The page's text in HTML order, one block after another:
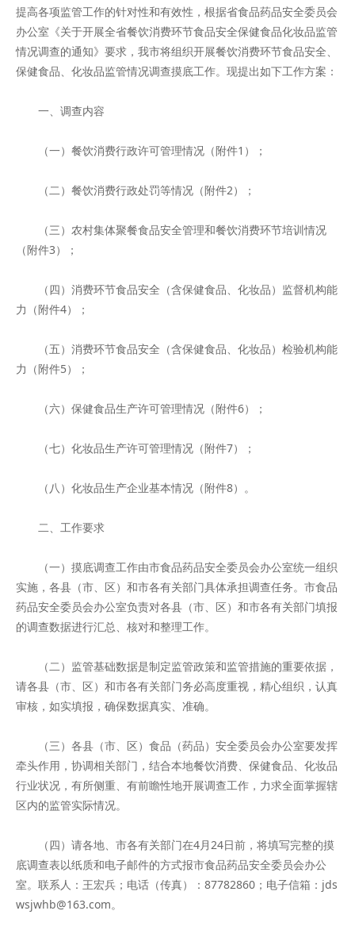
提高各项监管工作的针对性和有效性，根据省食品药品安全委员会
办公室《关于开展全省餐饮消费环节食品安全保健食品化妆品监管
情况调查的通知》要求，我市将组织开展餐饮消费环节食品安全、
保健食品、化妆品监管情况调查摸底工作。现提出如下工作方案：
一、调查内容
（一）餐饮消费行政许可管理情况（附件1）；
（二）餐饮消费行政处罚等情况（附件2）；
（三）农村集体聚餐食品安全管理和餐饮消费环节培训情况
（附件3）；
（四）消费环节食品安全（含保健食品、化妆品）监督机构能
力（附件4）；
（五）消费环节食品安全（含保健食品、化妆品）检验机构能
力（附件5）；
（六）保健食品生产许可管理情况（附件6）；
（七）化妆品生产许可管理情况（附件7）；
（八）化妆品生产企业基本情况（附件8）。
二、工作要求
（一）摸底调查工作由市食品药品安全委员会办公室统一组织
实施，各县（市、区）和市各有关部门具体承担调查任务。市食品
药品安全委员会办公室负责对各县（市、区）和市各有关部门填报
的调查数据进行汇总、核对和整理工作。
（二）监管基础数据是制定监管政策和监管措施的重要依据，
请各县（市、区）和市各有关部门务必高度重视，精心组织，认真
审核，如实填报，确保数据真实、准确。
（三）各县（市、区）食品（药品）安全委员会办公室要发挥
牵头作用，协调相关部门，结合本地餐饮消费、保健食品、化妆品
行业状况，有所侧重、有前瞻性地开展调查工作，力求全面掌握辖
区内的监管实际情况。
（四）请各地、市各有关部门在4月24日前，将填写完整的摸
底调查表以纸质和电子邮件的方式报市食品药品安全委员会办公
室。联系人：王宏兵；电话（传真）：87782860；电子信箱：jds
wsjwhb@163.com。